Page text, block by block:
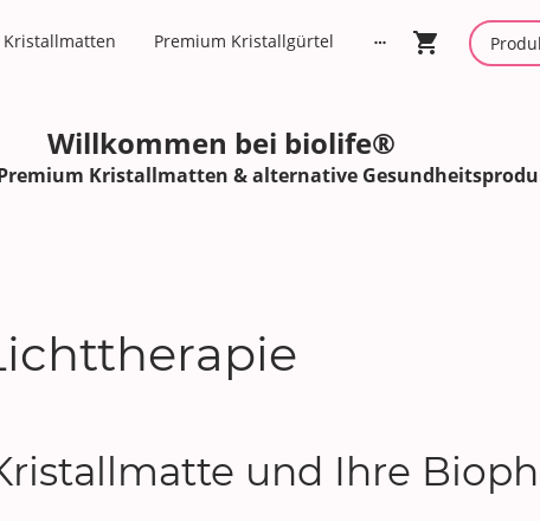
Premium Kristallgürtel
Willkommen bei biolife®
Kristallmatten & alternative
und Ihre